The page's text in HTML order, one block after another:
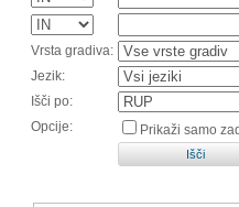
Vrsta gradiva:
Jezik:
Išči po:
Opcije:
Prikaži samo